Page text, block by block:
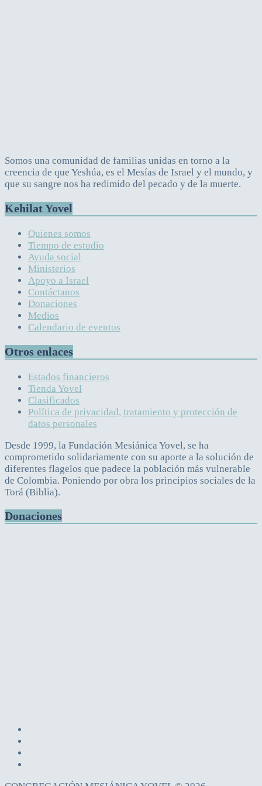
Somos una comunidad de familias unidas en torno a la
creencia de que Yeshúa, es el Mesías de Israel y el mundo, y
que su sangre nos ha redimido del pecado y de la muerte.
Kehilat Yovel
Quienes somos
Tiempo de estudio
Ayuda social
Ministerios
Apoyo a Israel
Contáctanos
Donaciones
Medios
Calendario de eventos
Otros enlaces
Estados financieros
Tienda Yovel
Clasificados
Política de privacidad, tratamiento y protección de
datos personales
Desde 1999, la Fundación Mesiánica Yovel, se ha
comprometido solidariamente con su aporte a la solución de
diferentes flagelos que padece la población más vulnerable
de Colombia. Poniendo por obra los principios sociales de la
Torá (Biblia).
Donaciones